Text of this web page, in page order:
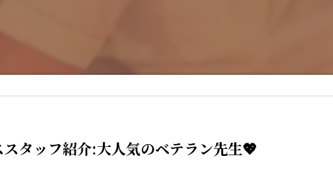
骨盤矯正
スタッフ紹介:大人気のベテラン先生💖